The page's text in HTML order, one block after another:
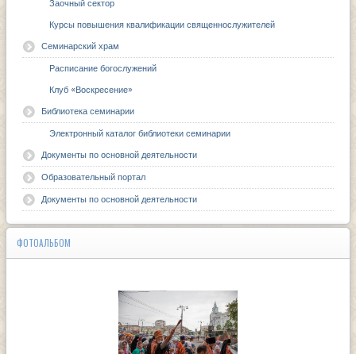
Заочный сектор
Курсы повышения квалификации священнослужителей
Семинарский храм
Расписание богослужений
Клуб «Воскресение»
Библиотека семинарии
Электронный каталог библиотеки семинарии
Документы по основной деятельности
Образовательный портал
Документы по основной деятельности
ФОТОАЛЬБОМ